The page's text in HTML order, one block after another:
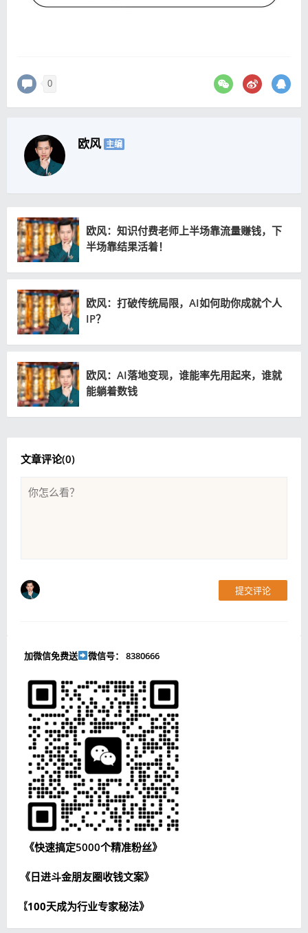
0
欧风 主编
欧风：知识付费老师上半场靠流量赚钱，下
半场靠结果活着！
欧风：打破传统局限，AI如何助你成就个人
IP？
欧风：AI落地变现，谁能率先用起来，谁就
能躺着数钱
文章评论(0)
提交评论
加微信免费送 微信号： 8380666
《快速搞定5000个精准粉丝》
《日进斗金朋友圈收钱文案》
《100天成为行业专家秘法》